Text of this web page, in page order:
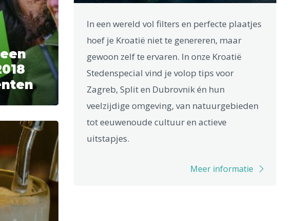
In een wereld vol filters en perfecte plaatjes
hoef je Kroatië niet te genereren, maar
gewoon zelf te ervaren. In onze Kroatië
Stedenspecial vind je volop tips voor
Zagreb, Split en Dubrovnik én hun
veelzijdige omgeving, van natuurgebieden
tot eeuwenoude cultuur en actieve
uitstapjes.
Meer informatie